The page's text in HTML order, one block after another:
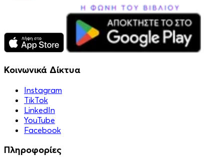
Κοινωνικά Δίκτυα
Instagram
TikTok
LinkedIn
YouTube
Facebook
Πληροφορίες